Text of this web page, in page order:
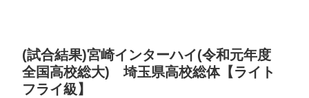
(試合結果)宮崎インターハイ(令和元年度
全国高校総大) 埼玉県高校総体【ライト
フライ級】